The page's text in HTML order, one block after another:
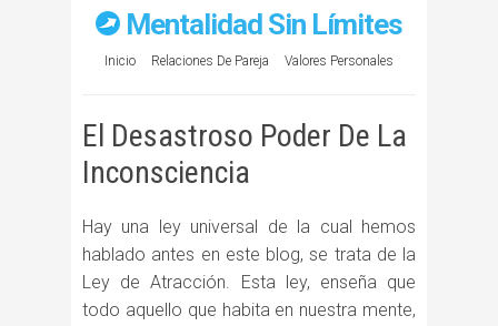
Mentalidad Sin Límites
Inicio Relaciones De Pareja Valores Personales
El Desastroso Poder De La
Inconsciencia
Hay una ley universal de la cual hemos
hablado antes en este blog, se trata de la
Ley de Atracción. Esta ley, enseña que
todo aquello que habita en nuestra mente,